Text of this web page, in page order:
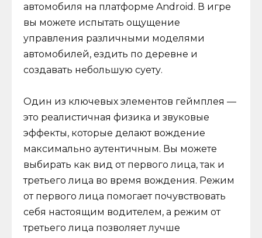
автомобиля на платформе Android. В игре
вы можете испытать ощущение
управления различными моделями
автомобилей, ездить по деревне и
создавать небольшую суету.
Один из ключевых элементов геймплея —
это реалистичная физика и звуковые
эффекты, которые делают вождение
максимально аутентичным. Вы можете
выбирать как вид от первого лица, так и
третьего лица во время вождения. Режим
от первого лица помогает почувствовать
себя настоящим водителем, а режим от
третьего лица позволяет лучше